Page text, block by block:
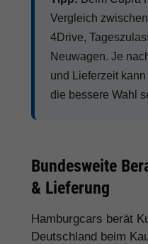
Vergleich
4Drive,
Neuwagen. Je
und Lieferzeit
die bessere Wahl
Bundesweite
& Lieferung
Hamburgcars berät
Deutschland beim